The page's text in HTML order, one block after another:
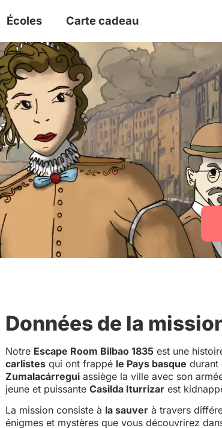
Écoles Carte cadeau
Données de la
Notre Escape Room Bilbao 1835 est une
carlistes qui ont frappé le Pays basque durant
Zumalacárregui assiège la ville avec son
jeune et puissante Casilda Iturrizar est
La mission consiste à la sauver à travers
énigmes et mystères que vous découvrirez